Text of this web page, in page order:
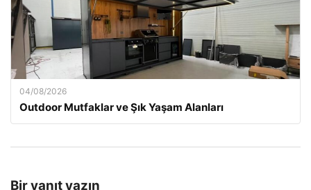
04/08/2026
Outdoor Mutfaklar ve Şık Yaşam Alanları
Bir yanıt yazın